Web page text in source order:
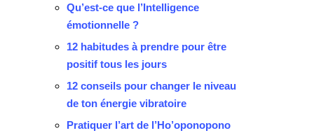
Qu’est-ce que l’Intelligence
émotionnelle ?
12 habitudes à prendre pour être
positif tous les jours
12 conseils pour changer le niveau
de ton énergie vibratoire
Pratiquer l’art de l’Ho’oponopono